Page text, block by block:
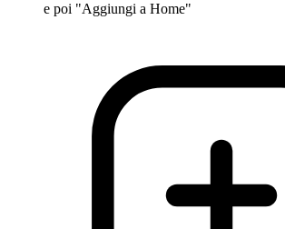
e poi "Aggiungi a Home"